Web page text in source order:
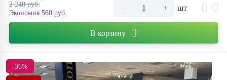
2 240 руб.
Экономия 560 руб.
- + шт
В корзину
-36%